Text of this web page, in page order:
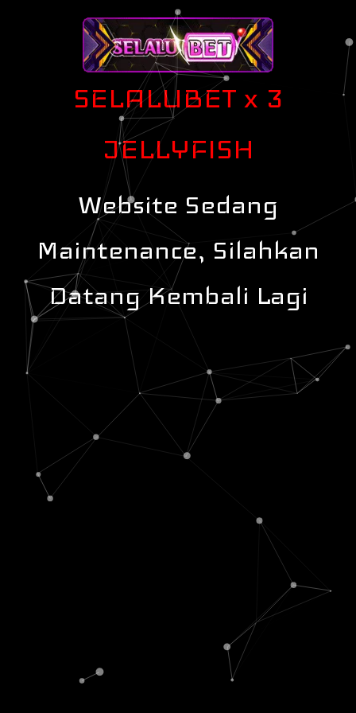
SELALUBET x 3
JELLYFISH
Website Sedang
Maintenance, Silahkan
Datang Kembali Lagi